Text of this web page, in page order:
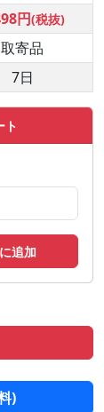
円(税抜)
取寄品
7日
ト
追加
)